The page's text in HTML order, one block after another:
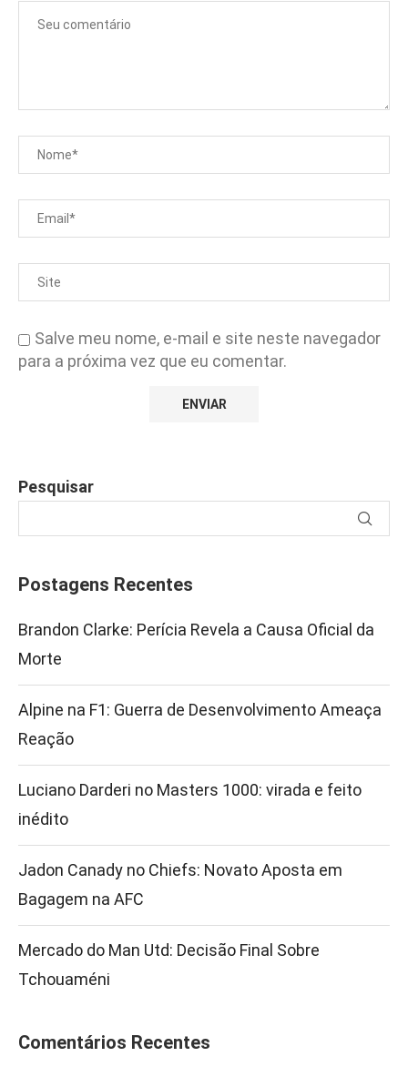
Salve meu nome, e-mail e site neste navegador
para a próxima vez que eu comentar.
Pesquisar
Postagens Recentes
Brandon Clarke: Perícia Revela a Causa Oficial da
Morte
Alpine na F1: Guerra de Desenvolvimento Ameaça
Reação
Luciano Darderi no Masters 1000: virada e feito
inédito
Jadon Canady no Chiefs: Novato Aposta em
Bagagem na AFC
Mercado do Man Utd: Decisão Final Sobre
Tchouaméni
Comentários Recentes